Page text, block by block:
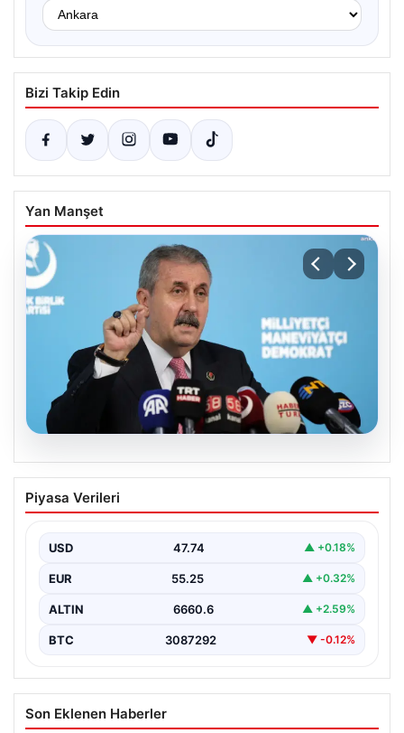
Bizi Takip Edin
Yan Manşet
BBP Genel Başkanı Destici’den çerçeve
yasa tepkisi: Terör örgütü
Büyük Birlik Partisi Genel Başkanı Mustafa Destici,
toplantısında Meclis…
Piyasa Verileri
USD 47.74 ▲ +0.18%
EUR 55.25 ▲ +0.32%
ALTIN 6660.6 ▲ +2.59%
BTC 3087292 ▼ -0.12%
Son Eklenen Haberler